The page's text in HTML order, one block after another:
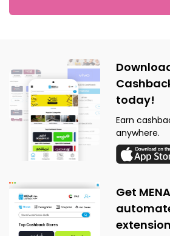
today!
Earn
anywhere.
Get